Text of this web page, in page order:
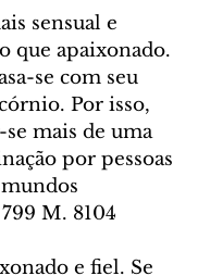
sensual e
que apaixonado.
se com seu
Por isso,
se mais de uma
por pessoas
M. 8104
e fiel. Se